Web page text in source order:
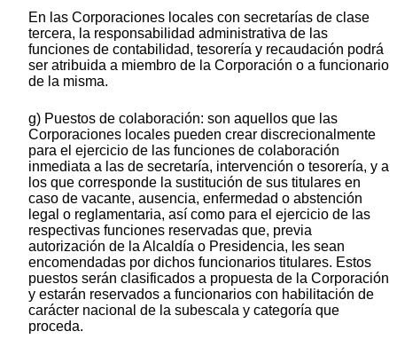
En las Corporaciones locales con secretarías de clase
tercera, la responsabilidad administrativa de las
funciones de contabilidad, tesorería y recaudación podrá
ser atribuida a miembro de la Corporación o a funcionario
de la misma.
g) Puestos de colaboración: son aquellos que las
Corporaciones locales pueden crear discrecionalmente
para el ejercicio de las funciones de colaboración
inmediata a las de secretaría, intervención o tesorería, y a
los que corresponde la sustitución de sus titulares en
caso de vacante, ausencia, enfermedad o abstención
legal o reglamentaria, así como para el ejercicio de las
respectivas funciones reservadas que, previa
autorización de la Alcaldía o Presidencia, les sean
encomendadas por dichos funcionarios titulares. Estos
puestos serán clasificados a propuesta de la Corporación
y estarán reservados a funcionarios con habilitación de
carácter nacional de la subescala y categoría que
proceda.